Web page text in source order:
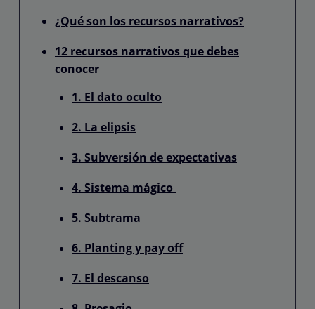
¿Qué son los recursos narrativos?
12 recursos narrativos que debes
conocer
1. El dato oculto
2. La elipsis
3. Subversión de expectativas
4. Sistema mágico
5. Subtrama
6. Planting y pay off
7. El descanso